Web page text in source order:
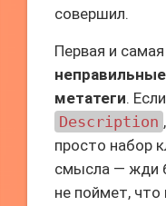
совершил.
Первая и
метатеги.
Description
просто набор
смысла — жди
не поймет,